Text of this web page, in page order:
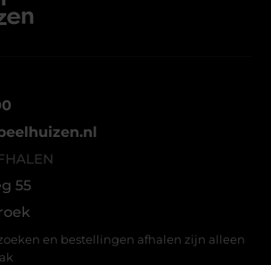
55
en bestellingen afhalen zijn alleen